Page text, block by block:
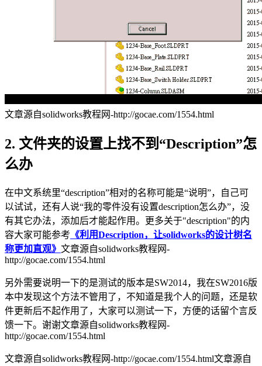
文章源自solidworks教程网-http://gocae.com/1554.html
2. 文件夹的设置上找不到“Description”怎
么办
在中文系统里“description”相对的名称可能是“说明”，自己可
以试试，还有人说“我的零件没有设置description怎么办”，没
有其它办法，添加后才能起作用。更多关于"description"的内
容大家可能参考 《利用Description，让solidworks的设计树名
称更加直观》 文章源自solidworks教程网-
http://gocae.com/1554.html
另外需要说明一下的是测试的版本是SW2014，我在SW2016版
本中发现这个方法不管用了，不知道是我个人的问题，还是软
件更新后不起作用了，大家可以测试一下，方便的话留个言反
馈一下。谢谢文章源自solidworks教程网-
http://gocae.com/1554.html
文章源自solidworks教程网-http://gocae.com/1554.html文章源自